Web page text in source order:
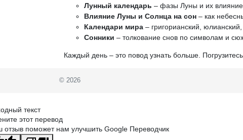
Лунный календарь – фазы Луны и их
Влияние Луны и Солнца на сон – как
Календари мира – григорианский,
Сонники – толкование снов по символам и
Каждый день – это повод узнать больше.
© 2026
текст
этот перевод
отзыв поможет нам улучшить Google Переводчик